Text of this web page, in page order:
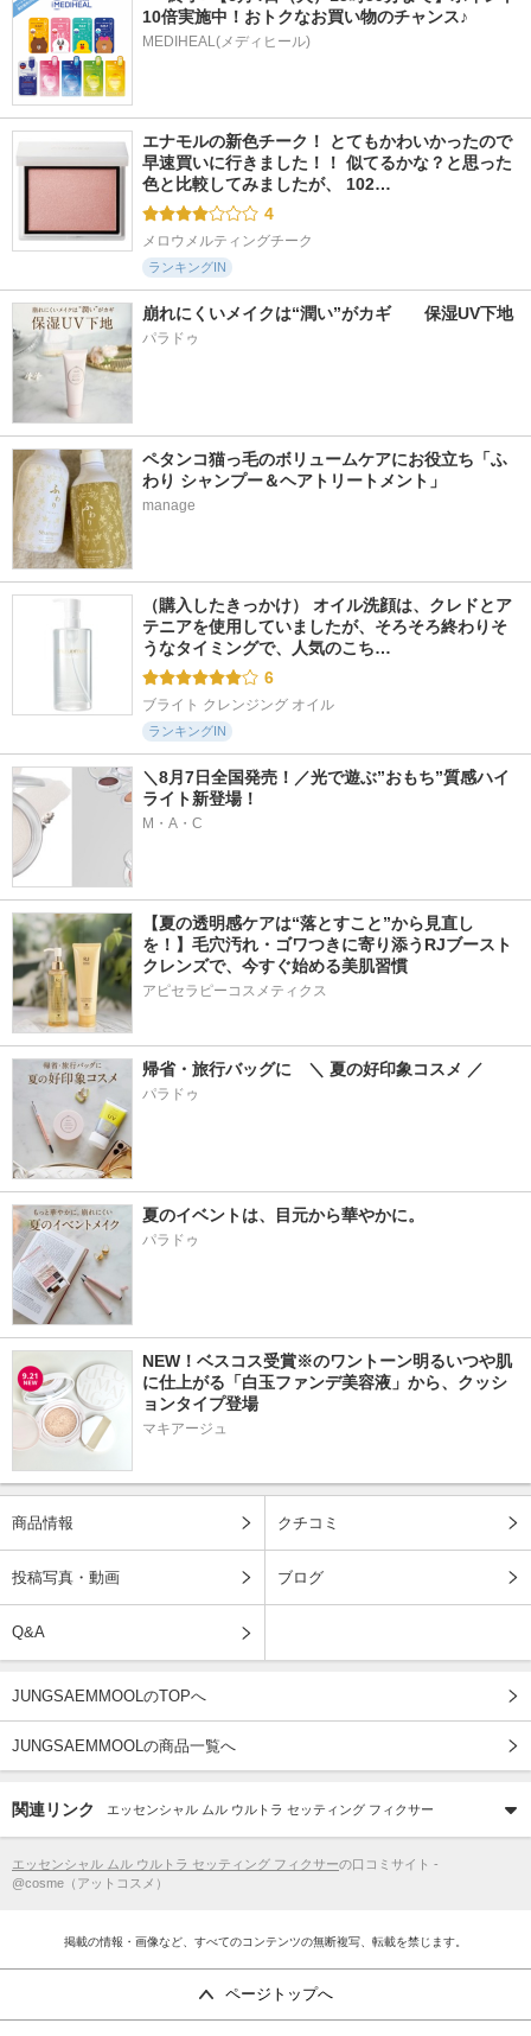
5.8
57件
ベールスキンティン
too cool for school
ジェル
ニベア
23yearsold
10倍実施中！おトクなお買い物のチャンス♪
MEDIHEAL(メディヒール)
エナモルの新色チーク！ とてもかわいかったので
早速買いに行きました！！ 似てるかな？と思った
色と比較してみましたが、 102…
4
メロウメルティングチーク
ランキングIN
崩れにくいメイクは“潤い”がカギ　　保湿UV下地
パラドゥ
ペタンコ猫っ毛のボリュームケアにお役立ち「ふ
わり シャンプー＆ヘアトリートメント」
manage
（購入したきっかけ） オイル洗顔は、クレドとア
テニアを使用していましたが、そろそろ終わりそ
うなタイミングで、人気のこち…
6
ブライト クレンジング オイル
ランキングIN
＼8月7日全国発売！／光で遊ぶ”おもち”質感ハイ
ライト新登場！
M・A・C
【夏の透明感ケアは“落とすこと”から見直し
を！】毛穴汚れ・ゴワつきに寄り添うRJブースト
クレンズで、今すぐ始める美肌習慣
アピセラピーコスメティクス
帰省・旅行バッグに　＼ 夏の好印象コスメ ／
パラドゥ
夏のイベントは、目元から華やかに。
パラドゥ
NEW！ベスコス受賞※のワントーン明るいつや肌
に仕上がる「白玉ファンデ美容液」から、クッシ
ョンタイプ登場
マキアージュ
商品情報 クチコミ
投稿写真・動画 ブログ
Q&A
JUNGSAEMMOOLのTOPへ
JUNGSAEMMOOLの商品一覧へ
関連リンク エッセンシャル ムル ウルトラ セッティング フィクサー
エッセンシャル ムル ウルトラ セッティング フィクサーの口コミサイト -
@cosme（アットコスメ）
掲載の情報・画像など、すべてのコンテンツの無断複写、転載を禁じます。
ページトップへ